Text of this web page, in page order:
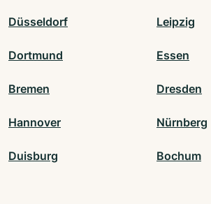
Düsseldorf Leipzig
Dortmund Essen
Bremen Dresden
Hannover Nürnberg
Duisburg Bochum